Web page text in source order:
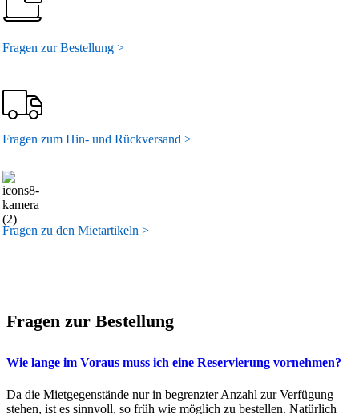
Fragen zur Bestellung >
Fragen zum Hin- und Rückversand >
Fragen zu den Mietartikeln >
Fragen zur Bestellung
Wie lange im Voraus muss ich eine Reservierung vornehmen?
Da die Mietgegenstände nur in begrenzter Anzahl zur Verfügung
stehen, ist es sinnvoll, so früh wie möglich zu bestellen. Natürlich